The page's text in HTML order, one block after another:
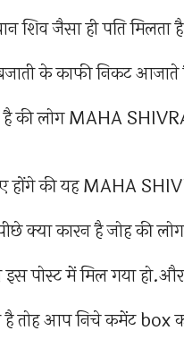
शिव जैसा ही पति मिलता
के काफी निकट आजाते
है की लोग MAHA
की यह MAHA
क्या कारन है जोह की
पोस्ट में मिल गया
है तोह आप निचे कमेंट